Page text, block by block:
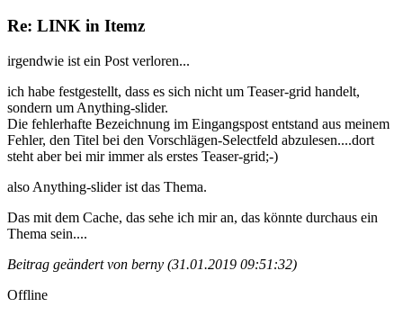
Re: LINK in Itemz
irgendwie ist ein Post verloren...
ich habe festgestellt, dass es sich nicht um Teaser-grid handelt,
sondern um Anything-slider.
Die fehlerhafte Bezeichnung im Eingangspost entstand aus meinem
Fehler, den Titel bei den Vorschlägen-Selectfeld abzulesen....dort
steht aber bei mir immer als erstes Teaser-grid;-)
also Anything-slider ist das Thema.
Das mit dem Cache, das sehe ich mir an, das könnte durchaus ein
Thema sein....
Beitrag geändert von berny (31.01.2019 09:51:32)
Offline